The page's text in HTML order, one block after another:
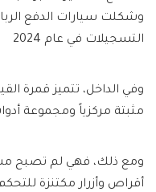
التسجيلات في عام 2024
وفي الداخل، تتميز قمرة
مثبتة مركزياً ومجموعة
ومع ذلك، فهي لم تصبح
أقراص وأزرار مكتنزة